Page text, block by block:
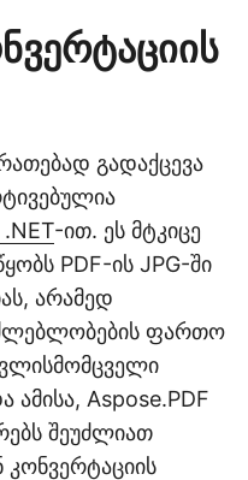
გადაქცევა
-ით. ეს მტკიცე
PDF-ის JPG-ში
არამედ
ფართო
ამისა, Aspose.PDF
შეუძლიათ